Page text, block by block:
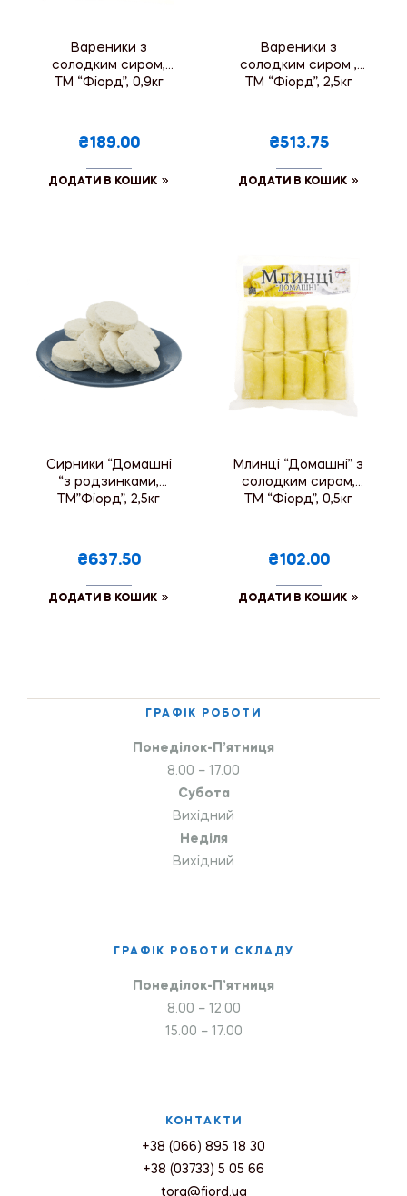
Вареники з
солодким сиром,
ТМ “Фіорд”, 0,9кг
₴189.00
ДОДАТИ В КОШИК
Вареники з
солодким сиром ,
ТМ “Фіорд”, 2,5кг
₴513.75
ДОДАТИ В КОШИК
Сирники “Домашні
“з родзинками,
ТМ”Фіорд”, 2,5кг
₴637.50
ДОДАТИ В КОШИК
Млинці “Домашні” з
солодким сиром,
ТМ “Фіорд”, 0,5кг
₴102.00
ДОДАТИ В КОШИК
ГРАФІК РОБОТИ
Понеділок-П’ятниця
8.00 – 17.00
Субота
Вихідний
Неділя
Вихідний
ГРАФІК РОБОТИ СКЛАДУ
Понеділок-П’ятниця
8.00 – 12.00
15.00 – 17.00
КОНТАКТИ
+38 (066) 895 18 30
+38 (03733) 5 05 66
torg@fiord.ua